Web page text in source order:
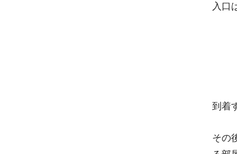
入口
到着
その